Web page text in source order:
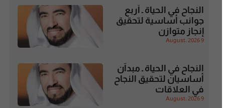
النجاح في الحياة ـ أربع
جوانب أساسية لتحقيق
إنجاز متوازن
9 August، 2026
النجاح في الحياة ـ مبدآن
أساسيان لتحقيق النجاح
في العلاقات
9 August، 2026